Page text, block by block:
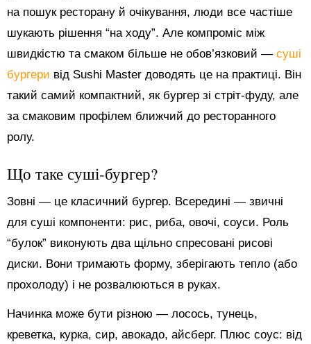
на пошук ресторану й очікування, люди все частіше
шукають рішення “на ходу”. Але компроміс між
швидкістю та смаком більше не обов’язковий — суші
бургери від Sushi Master доводять це на практиці. Він
такий самий компактний, як бургер зі стріт-фуду, але
за смаковим профілем ближчий до ресторанного
ролу.
Що таке суші-бургер?
Зовні — це класичний бургер. Всередині — звичні
для суші компоненти: рис, риба, овочі, соуси. Роль
“булок” виконують два щільно спресовані рисові
диски. Вони тримають форму, зберігають тепло (або
прохолоду) і не розвалюються в руках.
Начинка може бути різною — лосось, тунець,
креветка, курка, сир, авокадо, айсберг. Плюс соус: від